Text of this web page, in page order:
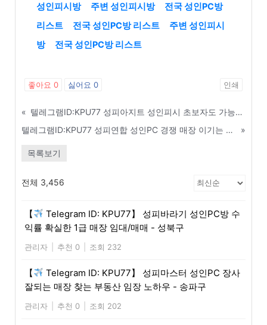
성인피시방
주변 성인피시방
전국 성인PC방
리스트
전국 성인PC방 리스트
주변 성인피시
방
전국 성인PC방 리스트
좋아요 0 싫어요 0 인쇄
«
텔레그램ID:KPU77 성피아지트 성인피시 초보자도 가능한 매장 관리 알바 매뉴얼 - 당진
텔레그램ID:KPU77 성피연합 성인PC 경쟁 매장 이기는 차별화된 영업 전략 - 포항
»
목록보기
전체 3,456
【
Telegram ID: KPU77】 성피바라기 성인PC방 수
익률 확실한 1급 매장 임대/매매 - 성북구
관리자 추천 0 조회 232
【
Telegram ID: KPU77】 성피마스터 성인PC 장사
잘되는 매장 찾는 부동산 임장 노하우 - 송파구
관리자 추천 0 조회 202